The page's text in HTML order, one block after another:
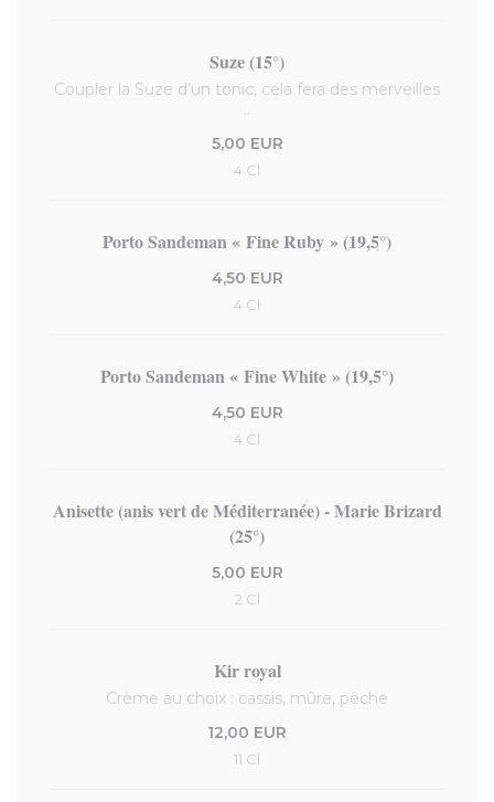
Suze (15°)
Coupler la Suze d’un tonic, cela fera des merveilles
..
5,00 EUR
4 Cl
Porto Sandeman « Fine Ruby » (19,5°)
4,50 EUR
4 Cl
Porto Sandeman « Fine White » (19,5°)
4,50 EUR
4 Cl
Anisette (anis vert de Méditerranée) - Marie Brizard
(25°)
5,00 EUR
2 Cl
Kir royal
Crème au choix : cassis, mûre, pêche
12,00 EUR
11 Cl